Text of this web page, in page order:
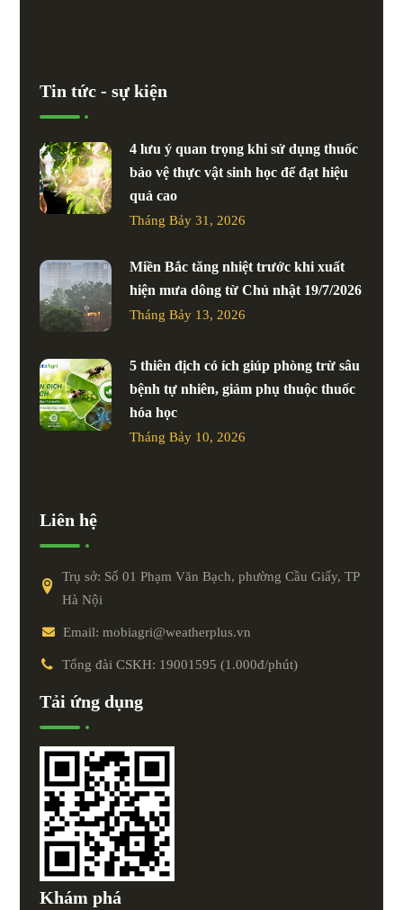
Tin tức - sự kiện
4 lưu ý quan trọng khi sử dụng thuốc
bảo vệ thực vật sinh học để đạt hiệu
quả cao
Tháng Bảy 31, 2026
Miền Bắc tăng nhiệt trước khi xuất
hiện mưa dông từ Chủ nhật 19/7/2026
Tháng Bảy 13, 2026
5 thiên địch có ích giúp phòng trừ sâu
bệnh tự nhiên, giảm phụ thuộc thuốc
hóa học
Tháng Bảy 10, 2026
Liên hệ
Trụ sở: Số 01 Phạm Văn Bạch, phường Cầu Giấy, TP
Hà Nội
Email: mobiagri@weatherplus.vn
Tổng đài CSKH: 19001595 (1.000đ/phút)
Tải ứng dụng
Khám phá